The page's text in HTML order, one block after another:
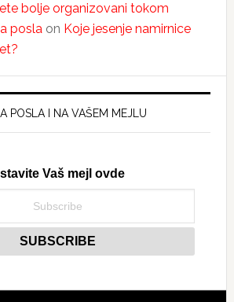
bolje organizovani tokom
poslaon Koje jesenje namirnice
POSLA I NA VAŠEM MEJLU
Vaš mejl ovde